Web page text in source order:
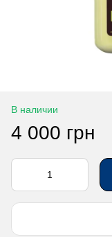
В наличии
4 000 грн